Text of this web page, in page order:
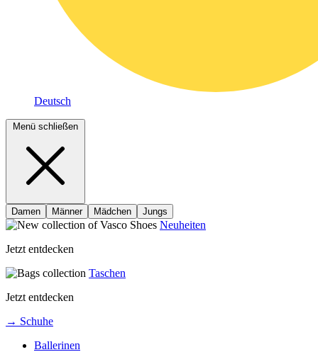
Deutsch
Menü schließen
Damen Männer Mädchen Jungs
Neuheiten
Jetzt entdecken
Taschen
Jetzt entdecken
→ Schuhe
Ballerinen